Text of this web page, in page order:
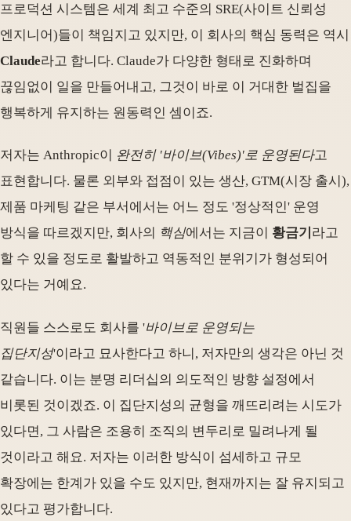
프로덕션 시스템은 세계 최고 수준의 SRE(사이트 신뢰성
엔지니어)들이 책임지고 있지만, 이 회사의 핵심 동력은 역시
Claude라고 합니다. Claude가 다양한 형태로 진화하며
끊임없이 일을 만들어내고, 그것이 바로 이 거대한 벌집을
행복하게 유지하는 원동력인 셈이죠.
저자는 Anthropic이 완전히 '바이브(Vibes)'로 운영된다고
표현합니다. 물론 외부와 접점이 있는 생산, GTM(시장 출시),
제품 마케팅 같은 부서에서는 어느 정도 '정상적인' 운영
방식을 따르겠지만, 회사의
핵심에서는 지금이 황금기 라고
할 수 있을 정도로 활발하고 역동적인 분위기가 형성되어
있다는 거예요.
직원들 스스로도 회사를 '바이브로 운영되는
집단지성'이라고 묘사한다고 하니, 저자만의 생각은 아닌 것
같습니다. 이는 분명 리더십의 의도적인 방향 설정에서
비롯된 것이겠죠. 이 집단지성의 균형을 깨뜨리려는 시도가
있다면, 그 사람은 조용히 조직의 변두리로 밀려나게 될
것이라고 해요. 저자는 이러한 방식이 섬세하고 규모
확장에는 한계가 있을 수도 있지만, 현재까지는 잘 유지되고
있다고 평가합니다.